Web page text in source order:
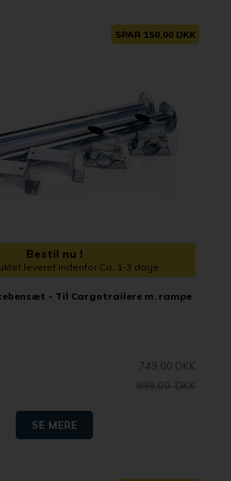
SPAR 150,00 DKK
Bestil nu !
leveret indenfor Ca. 1-3 dage
- Til Cargotrailere m. rampe
749,00 DKK
899,00 DKK
SE MERE